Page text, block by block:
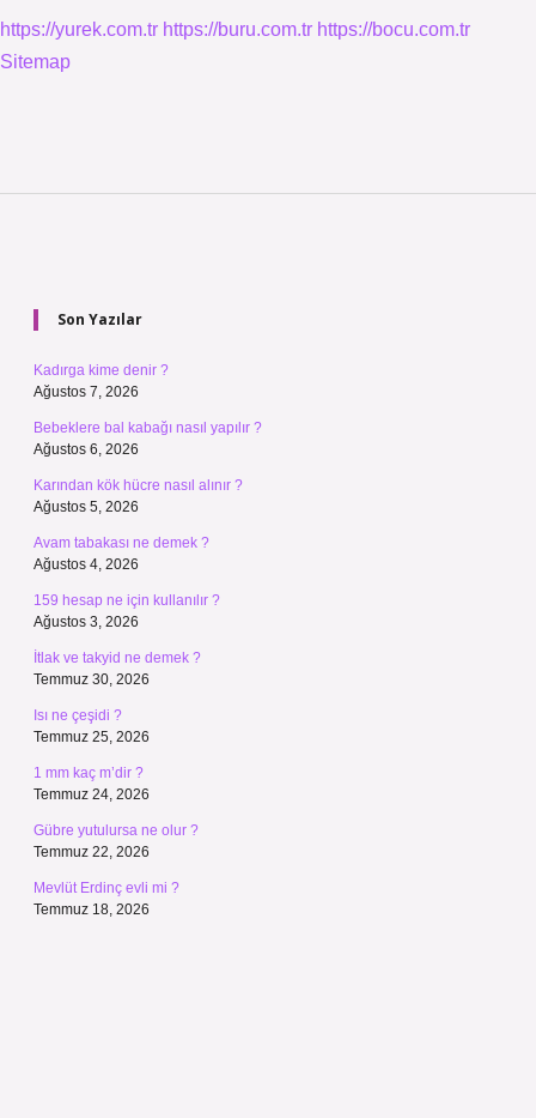
https://yurek.com.tr https://buru.com.tr https://bocu.com.tr
Sitemap
Son Yazılar
Kadırga kime denir ?
Ağustos 7, 2026
Bebeklere bal kabağı nasıl yapılır ?
Ağustos 6, 2026
Karından kök hücre nasıl alınır ?
Ağustos 5, 2026
Avam tabakası ne demek ?
Ağustos 4, 2026
159 hesap ne için kullanılır ?
Ağustos 3, 2026
İtlak ve takyid ne demek ?
Temmuz 30, 2026
Isı ne çeşidi ?
Temmuz 25, 2026
1 mm kaç m’dir ?
Temmuz 24, 2026
Gübre yutulursa ne olur ?
Temmuz 22, 2026
Mevlüt Erdinç evli mi ?
Temmuz 18, 2026